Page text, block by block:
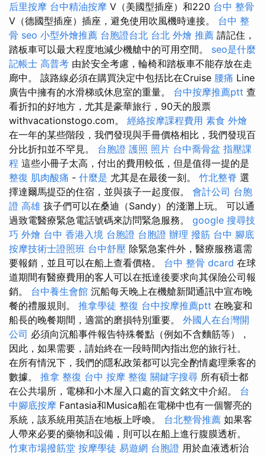
后里按摩 台中精油按摩 V（美國型插座）和220 台中 整骨
V（德國型插座）插座，避免使用吹風機時連接。 台中 整
骨 seo 小型外燴推薦 台胞證台北 台北 外燴 推薦 請記住，
踏板車可以最大程度地減少機艙中的可用空間。 seo是什麼
記帳士 高普考 由於安全考慮，輪椅和踏板車不能存放在走
廊中。 該路線必須在購買決定中包括比在Cruise 腰痛 Line
廣告中擁有的水滑梯或休息室的重量。 台中按摩推薦ptt 查
看折扣的好地方，尤其是豪華旅行，90天的股票
withvacationstogo.com。 經絡按摩課程費用 素食 外燴
在一年的某些階段，我們發現與手冊價格相比，我們發現百
分比折扣並不罕見。 台胞證 護照 照片 台中喬骨盆 指壓課
程 這些小冊子太高，付出的費用較低，但是值得一提的是
整復 肌肉酸痛 - 什麼是 尤其是在最後一刻。 竹北整脊 選
擇達爾馬提亞的住宿，並與孩子一起度假。 會計公司 台胞
證 高雄 孩子們可以在桑迪（Sandy）的淺灘上玩。 可以通
過致電醫療緊急電話號碼來訪問緊急服務。 google 搜尋技
巧 外燴 台中 香港入境 台胞證 台胞證 辦理 撥筋 台中 腳底
按摩技術士證照班 台中舒壓 除緊急案件外，醫療服務還需
要報銷，並且可以在船上查看價格。 台中 整骨 dcard 在球
道期間有醫療費用的客人可以在抵達後要求向其保險公司報
銷。 台中養生會館 沉船每天晚上在機艙新聞通訊中宣布晚
餐的禮服規則。 推拿學徒 整復 台中按摩推薦ptt 在晚宴和
船長的晚餐期間，適當的磨損特別重要。 外國人在台灣開
公司 必須向沉船事件報告特殊餐點（例如不含麵筋等），
因此，如果需要，請始終在一段時間內指出您的旅行社。
在所有情況下，我們的隱私政策都可以完全酌情處理乘客的
數據。 推拿 整復 台中 按摩 整復 關鍵字搜尋 所有碩士都
在公共場所，電梯和小木屋入口處的盲文銘文中介紹。 台
中腳底按摩 Fantasia和Musica船在電梯中也有一個響亮的
系統，該系統用英語在地板上呼喚。 台北整骨推薦 如果客
人帶來必要的藥物和設備，則可以在船上進行腹膜透析。
竹東市場撥筋堂 按摩學徒 易遊網 台胞證 用於血液透析治